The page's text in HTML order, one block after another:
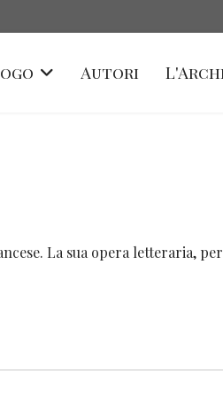
Autori
La sua opera letteraria,